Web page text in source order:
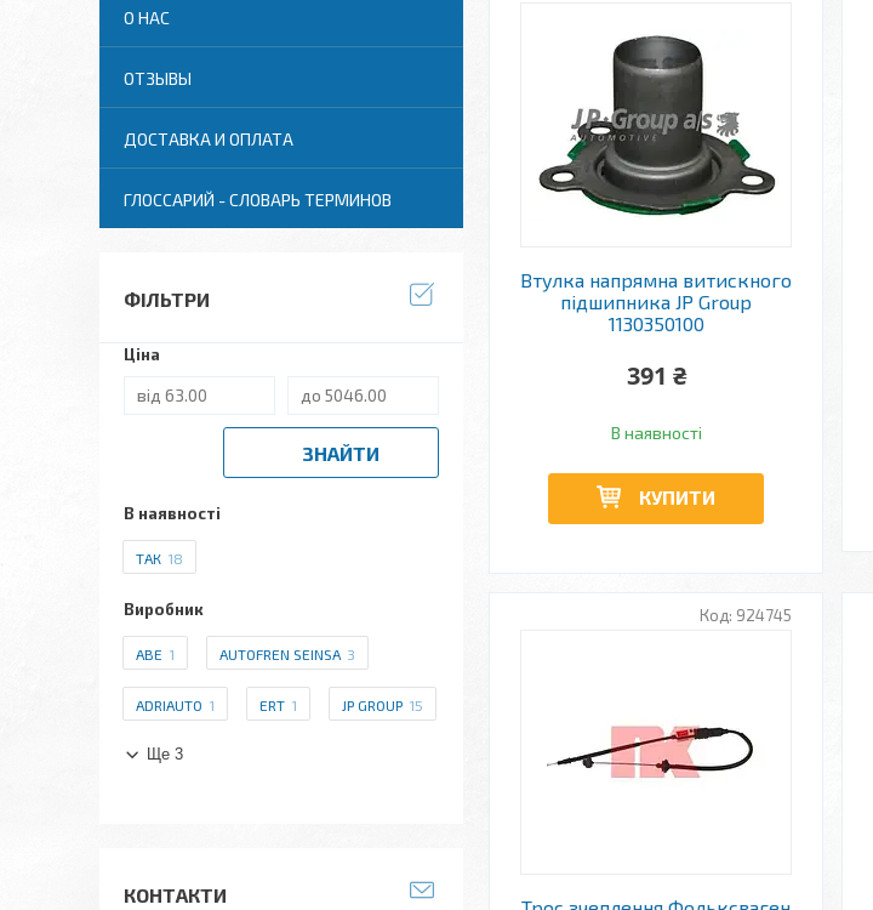
Втулка напрямна витискного
підшипника JP Group
1130350100
391 ₴
В наявності
КУПИТИ
924745
О НАС
ОТЗЫВЫ
ДОСТАВКА И ОПЛАТА
ГЛОССАРИЙ - СЛОВАРЬ ТЕРМИНОВ
ФІЛЬТРИ
Ціна
ЗНАЙТИ
В наявності
ТАК 18
Виробник
ABE 1 AUTOFREN SEINSA 3
ADRIAUTO 1 ERT 1 JP GROUP 15
Ще 3
КОНТАКТИ